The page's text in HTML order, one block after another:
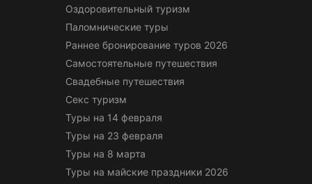
Оздоровительный туризм
Паломнические туры
Раннее бронирование туров 2026
Самостоятельные путешествия
Свадебные путешествия
Секс туризм
Туры на 14 февраля
Туры на 23 февраля
Туры на 8 марта
Туры на майские праздники 2026